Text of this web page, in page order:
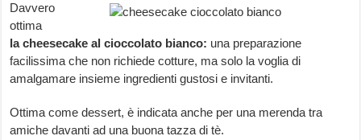
Davvero
ottima
la cheesecake al cioccolato bianco: una preparazione
facilissima che non richiede cotture, ma solo la voglia di
amalgamare insieme ingredienti gustosi e invitanti.
Ottima come dessert, è indicata anche per una merenda tra
amiche davanti ad una buona tazza di tè.